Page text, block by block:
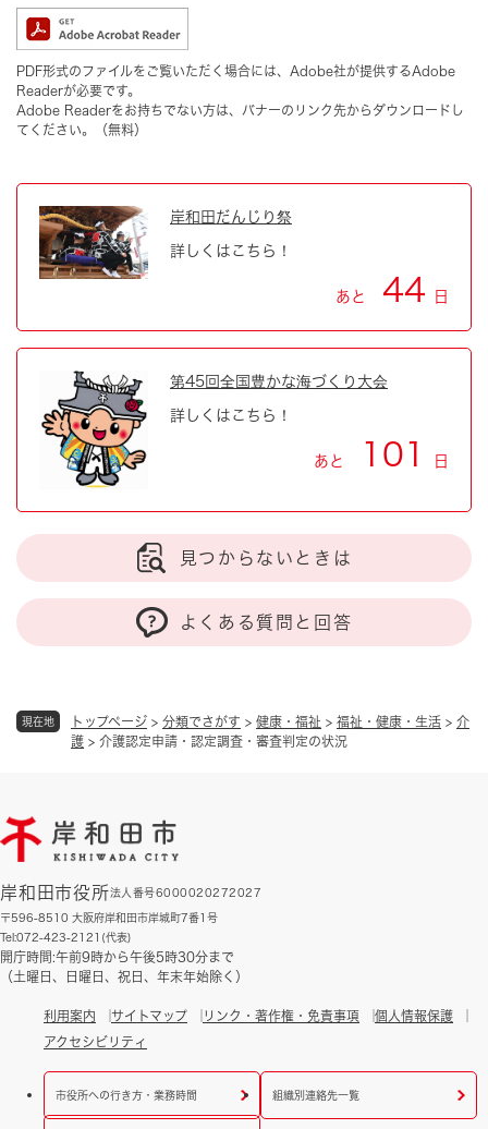
現在地 トップページ > 分類でさがす > 健康・福祉 > 福祉・健康・生活 > 介
護 > 介護認定申請・認定調査・審査判定の状況
PDF形式のファイルをご覧いただく場合には、Adobe社が提供するAdobe
Readerが必要です。
Adobe Readerをお持ちでない方は、バナーのリンク先からダウンロードし
てください。（無料）
岸和田だんじり祭
詳しくはこちら！
あと 44 日
第45回全国豊かな海づくり大会
詳しくはこちら！
あと 101 日
見つからないときは
よくある質問と回答
岸和田市役所法人番号6000020272027
〒596-8510 大阪府岸和田市岸城町7番1号
Tel:072-423-2121(代表)
開庁時間:午前9時から午後5時30分まで
（土曜日、日曜日、祝日、年末年始除く）
利用案内 サイトマップ リンク・著作権・免責事項
個人情報保護
アクセシビリティ
市役所への行き方・業務時間 組織別連絡先一覧